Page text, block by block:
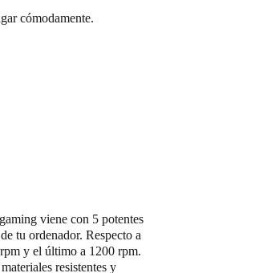
cómodamente.
viene con 5 potentes
tu ordenador. Respecto a
y el último a 1200 rpm.
resistentes y